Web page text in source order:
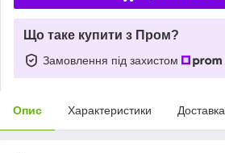
Що таке купити з Пром?
Замовлення під захистом
Опис Характеристики Доставка